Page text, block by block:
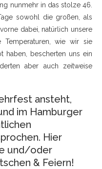
nunmehr in das stolze 46.
sowohl die großen, als
dabei, natürlich unsere
Temperaturen, wie wir sie
haben, bescherten uns ein
aber auch zeitweise
ansteht,
im Hamburger
Hier
und/oder
& Feiern!